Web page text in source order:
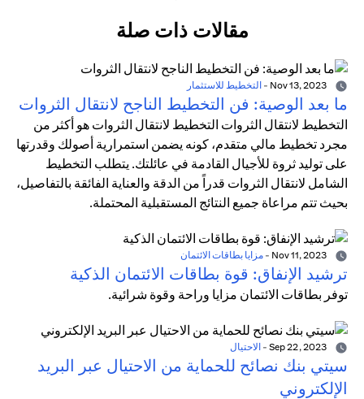
مقالات ذات صلة
- التخطيط للاستثمار
ما بعد الوصية: فن التخطيط الناجح لانتقال الثروات
التخطيط لانتقال الثروات التخطيط لانتقال الثروات هو أكثر من
مجرد تخطيط مالي متقدم، كونه يضمن استمرارية أصولك وقدرتها
على توليد ثروة للأجيال القادمة في عائلتك. يتطلب التخطيط
الشامل لانتقال الثروات قدراً من الدقة والعناية الفائقة بالتفاصيل،
بحيث تتم مراعاة جميع النتائج المستقبلية المحتملة.
- مزايا بطاقات الائتمان
ترشيد الإنفاق: قوة بطاقات الائتمان الذكية
توفر بطاقات الائتمان مزايا وراحة وقوة شرائية.
- الاحتيال
سيتي بنك نصائح للحماية من الاحتيال عبر البريد
الإلكتروني